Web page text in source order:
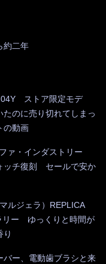
約二年
ストア限定モデ
のに売り切れてしまっ
の動画
ァ・インダストリー
ッチ復刻 セールで安か
ルジェラ）REPLICA
リー ゆっくりと時間が
り
ー、電動歯ブラシと来